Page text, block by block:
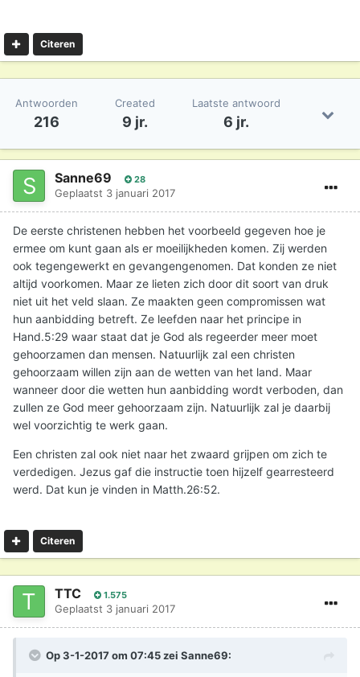
Citeren
Antwoorden
216
Created
9 jr.
Laatste antwoord
6 jr.
Sanne69 28
Geplaatst 3 januari 2017
De eerste christenen hebben het voorbeeld gegeven hoe je
ermee om kunt gaan als er moeilijkheden komen. Zij werden
ook tegengewerkt en gevangengenomen. Dat konden ze niet
altijd voorkomen. Maar ze lieten zich door dit soort van druk
niet uit het veld slaan. Ze maakten geen compromissen wat
hun aanbidding betreft. Ze leefden naar het principe in
Hand.5:29 waar staat dat je God als regeerder meer moet
gehoorzamen dan mensen. Natuurlijk zal een christen
gehoorzaam willen zijn aan de wetten van het land. Maar
wanneer door die wetten hun aanbidding wordt verboden, dan
zullen ze God meer gehoorzaam zijn. Natuurlijk zal je daarbij
wel voorzichtig te werk gaan.
Een christen zal ook niet naar het zwaard grijpen om zich te
verdedigen. Jezus gaf die instructie toen hijzelf gearresteerd
werd. Dat kun je vinden in Matth.26:52.
Citeren
TTC 1.575
Geplaatst 3 januari 2017
Op 3-1-2017 om 07:45 zei Sanne69: